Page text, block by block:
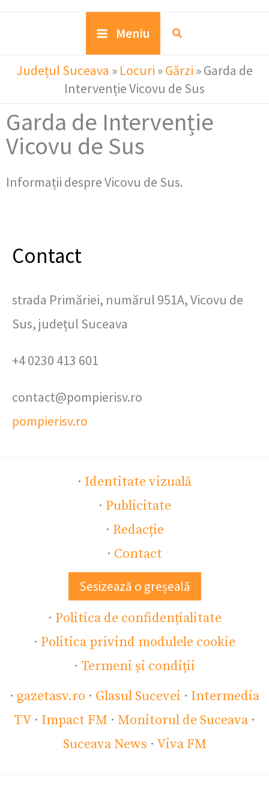
Meniu
Județul Suceava » Locuri »Gărzi »Garda de
Intervenție Vicovu de Sus
Garda de Intervenție
Vicovu de Sus
Informații despre Vicovu de Sus.
Contact
strada Primăriei, numărul 951A, Vicovu de
Sus, județul Suceava
+4 0230 413 601
contact@pompierisv.ro
pompierisv.ro
· Identitate vizuală
· Publicitate
· Redacție
· Contact
Sesizează o greșeală
· Politica de confidențialitate
· Politica privind modulele cookie
· Termeni și condiții
· gazetasv.ro · Glasul Sucevei · Intermedia
TV · Impact FM · Monitorul de Suceava ·
Suceava News · Viva FM